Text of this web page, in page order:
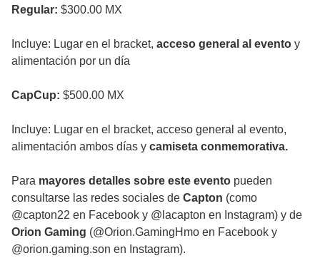
Regular: $300.00 MX
Incluye: Lugar en el bracket, acceso general al evento y
alimentación por un día
CapCup: $500.00 MX
Incluye: Lugar en el bracket, acceso general al evento,
alimentación ambos días y camiseta conmemorativa.
Para mayores detalles sobre este evento pueden
consultarse las redes sociales de Capton (como
@capton22 en Facebook y @lacapton en Instagram) y de
Orion Gaming (@Orion.GamingHmo en Facebook y
@orion.gaming.son en Instagram).